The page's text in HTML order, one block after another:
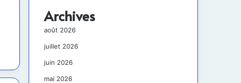
Archives
août 2026
juillet 2026
juin 2026
mai 2026